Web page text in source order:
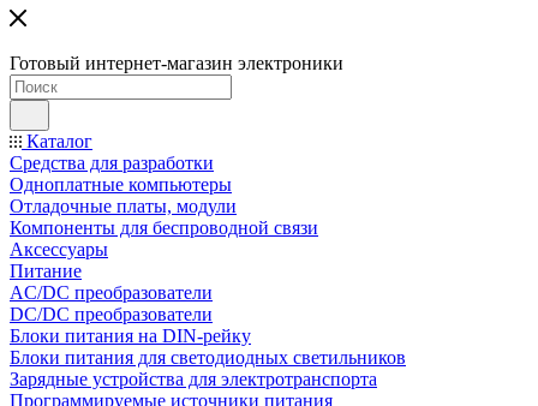
Готовый интернет-магазин электроники
Каталог
Средства для разработки
Одноплатные компьютеры
Отладочные платы, модули
Компоненты для беспроводной связи
Аксессуары
Питание
AC/DC преобразователи
DC/DC преобразователи
Блоки питания на DIN-рейку
Блоки питания для светодиодных светильников
Зарядные устройства для электротранспорта
Программируемые источники питания